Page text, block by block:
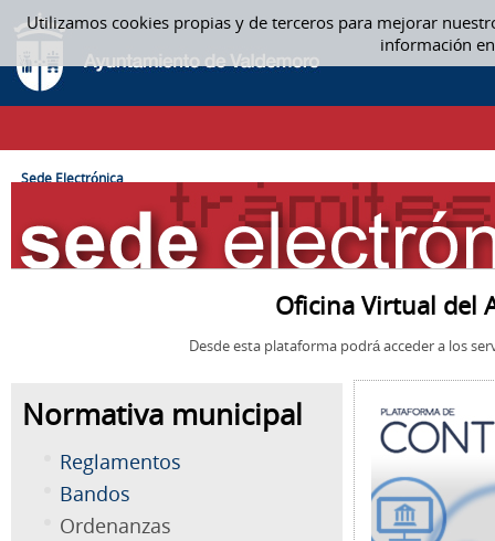
Utilizamos cookies propias y de terceros para mejorar
información
Saltar al contenido
SEDE ELECTRÓNICA
CAMINO DE MIGAS
Sede Electrónica
Oficina Virtual del
Desde esta plataforma podrá acceder a los
Normativa municipal
Reglamentos
Bandos
Ordenanzas